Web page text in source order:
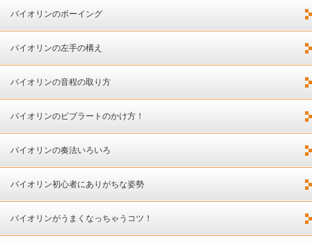
バイオリンのボーイング
バイオリンの左手の構え
バイオリンの音程の取り方
バイオリンのビブラートのかけ方！
バイオリンの奏法いろいろ
バイオリン初心者にありがちな姿勢
バイオリンがうまくなっちゃうコツ！